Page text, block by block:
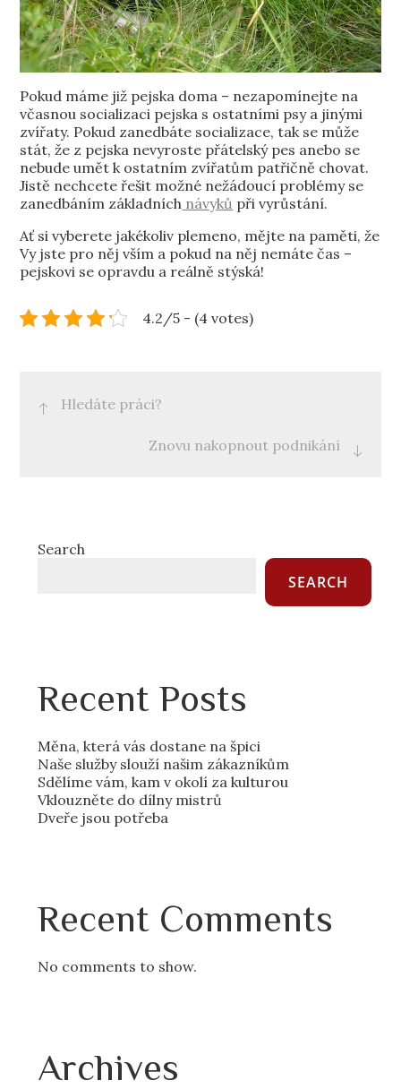
Pokud máme již pejska doma – nezapomínejte na
včasnou socializaci pejska s ostatními psy a jinými
zvířaty. Pokud zanedbáte socializace, tak se může
stát, že z pejska nevyroste přátelský pes anebo se
nebude umět k ostatním zvířatům patřičně chovat.
Jistě nechcete řešit možné nežádoucí problémy se
zanedbáním základních návyků při vyrůstání.
Ať si vyberete jakékoliv plemeno, mějte na paměti, že
Vy jste pro něj vším a pokud na něj nemáte čas –
pejskovi se opravdu a reálně stýská!
4.2/5 - (4 votes)
Post
navigation
Hledáte práci?
Znovu nakopnout podnikání
Search
SEARCH
Recent Posts
Měna, která vás dostane na špici
Naše služby slouží našim zákazníkům
Sdělíme vám, kam v okolí za kulturou
Vklouzněte do dílny mistrů
Dveře jsou potřeba
Recent Comments
No comments to show.
Archives